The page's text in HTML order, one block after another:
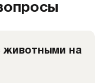
животными на